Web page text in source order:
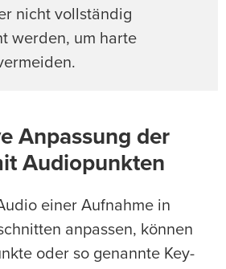
nicht vollständig
werden, um harte
der
Audiopunkten
einer Aufnahme in
anpassen, können
oder so genannte Key-